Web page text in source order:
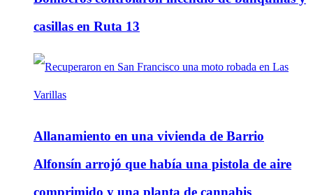
casillas en Ruta 13
Allanamiento en una vivienda de Barrio
Alfonsín arrojó que había una pistola de aire
comprimido y una planta de cannabis